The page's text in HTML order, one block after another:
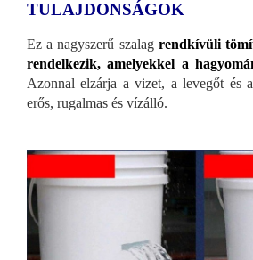
TULAJDONSÁGOK
Ez a nagyszerű szalag rendkívüli
rendelkezik, amelyekkel a
Azonnal elzárja a vizet, a levegőt és a
erős, rugalmas és vízálló.